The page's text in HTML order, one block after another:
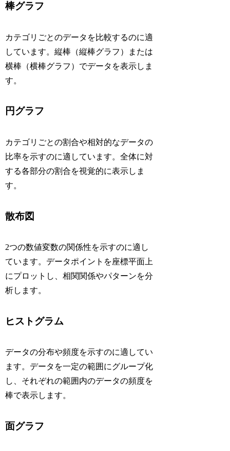
棒グラフ
カテゴリごとのデータを比較するのに適
しています。縦棒（縦棒グラフ）または
横棒（横棒グラフ）でデータを表示しま
す。
円グラフ
カテゴリごとの割合や相対的なデータの
比率を示すのに適しています。全体に対
する各部分の割合を視覚的に表示しま
す。
散布図
2つの数値変数の関係性を示すのに適し
ています。データポイントを座標平面上
にプロットし、相関関係やパターンを分
析します。
ヒストグラム
データの分布や頻度を示すのに適してい
ます。データを一定の範囲にグループ化
し、それぞれの範囲内のデータの頻度を
棒で表示します。
面グラフ